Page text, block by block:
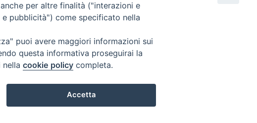
per altre finalità ("interazioni e
pubblicità") come specificato nella
puoi avere maggiori informazioni sui
questa informativa proseguirai la
cookie policy completa.
Accetta